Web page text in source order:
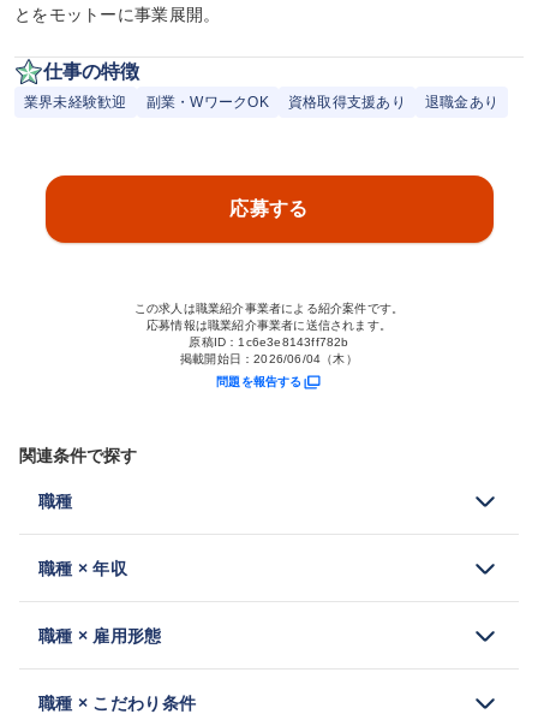
とをモットーに事業展開。
仕事の特徴
業界未経験歓迎 副業・WワークOK 資格取得支援あり 退職金あり
応募する
この求人は職業紹介事業者による紹介案件です。
応募情報は職業紹介事業者に送信されます。
原稿ID： 1c6e3e8143ff782b
掲載開始日：2026/06/04（木）
問題を報告する
関連条件で探す
職種
職種 × 年収
職種 × 雇用形態
職種 × こだわり条件